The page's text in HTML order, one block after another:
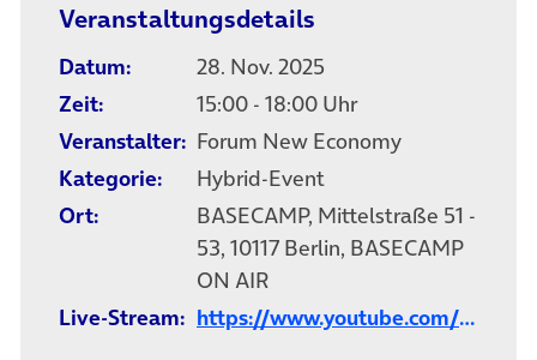
Veranstaltungsdetails
Datum:
28. Nov. 2025
Zeit:
15:00 - 18:00 Uhr
Veranstalter: Forum New Economy
Kategorie:
Hybrid-Event
Ort:
BASECAMP, Mittelstraße 51 -
53, 10117 Berlin, BASECAMP
ON AIR
Live-Stream: https://www.youtube.com/